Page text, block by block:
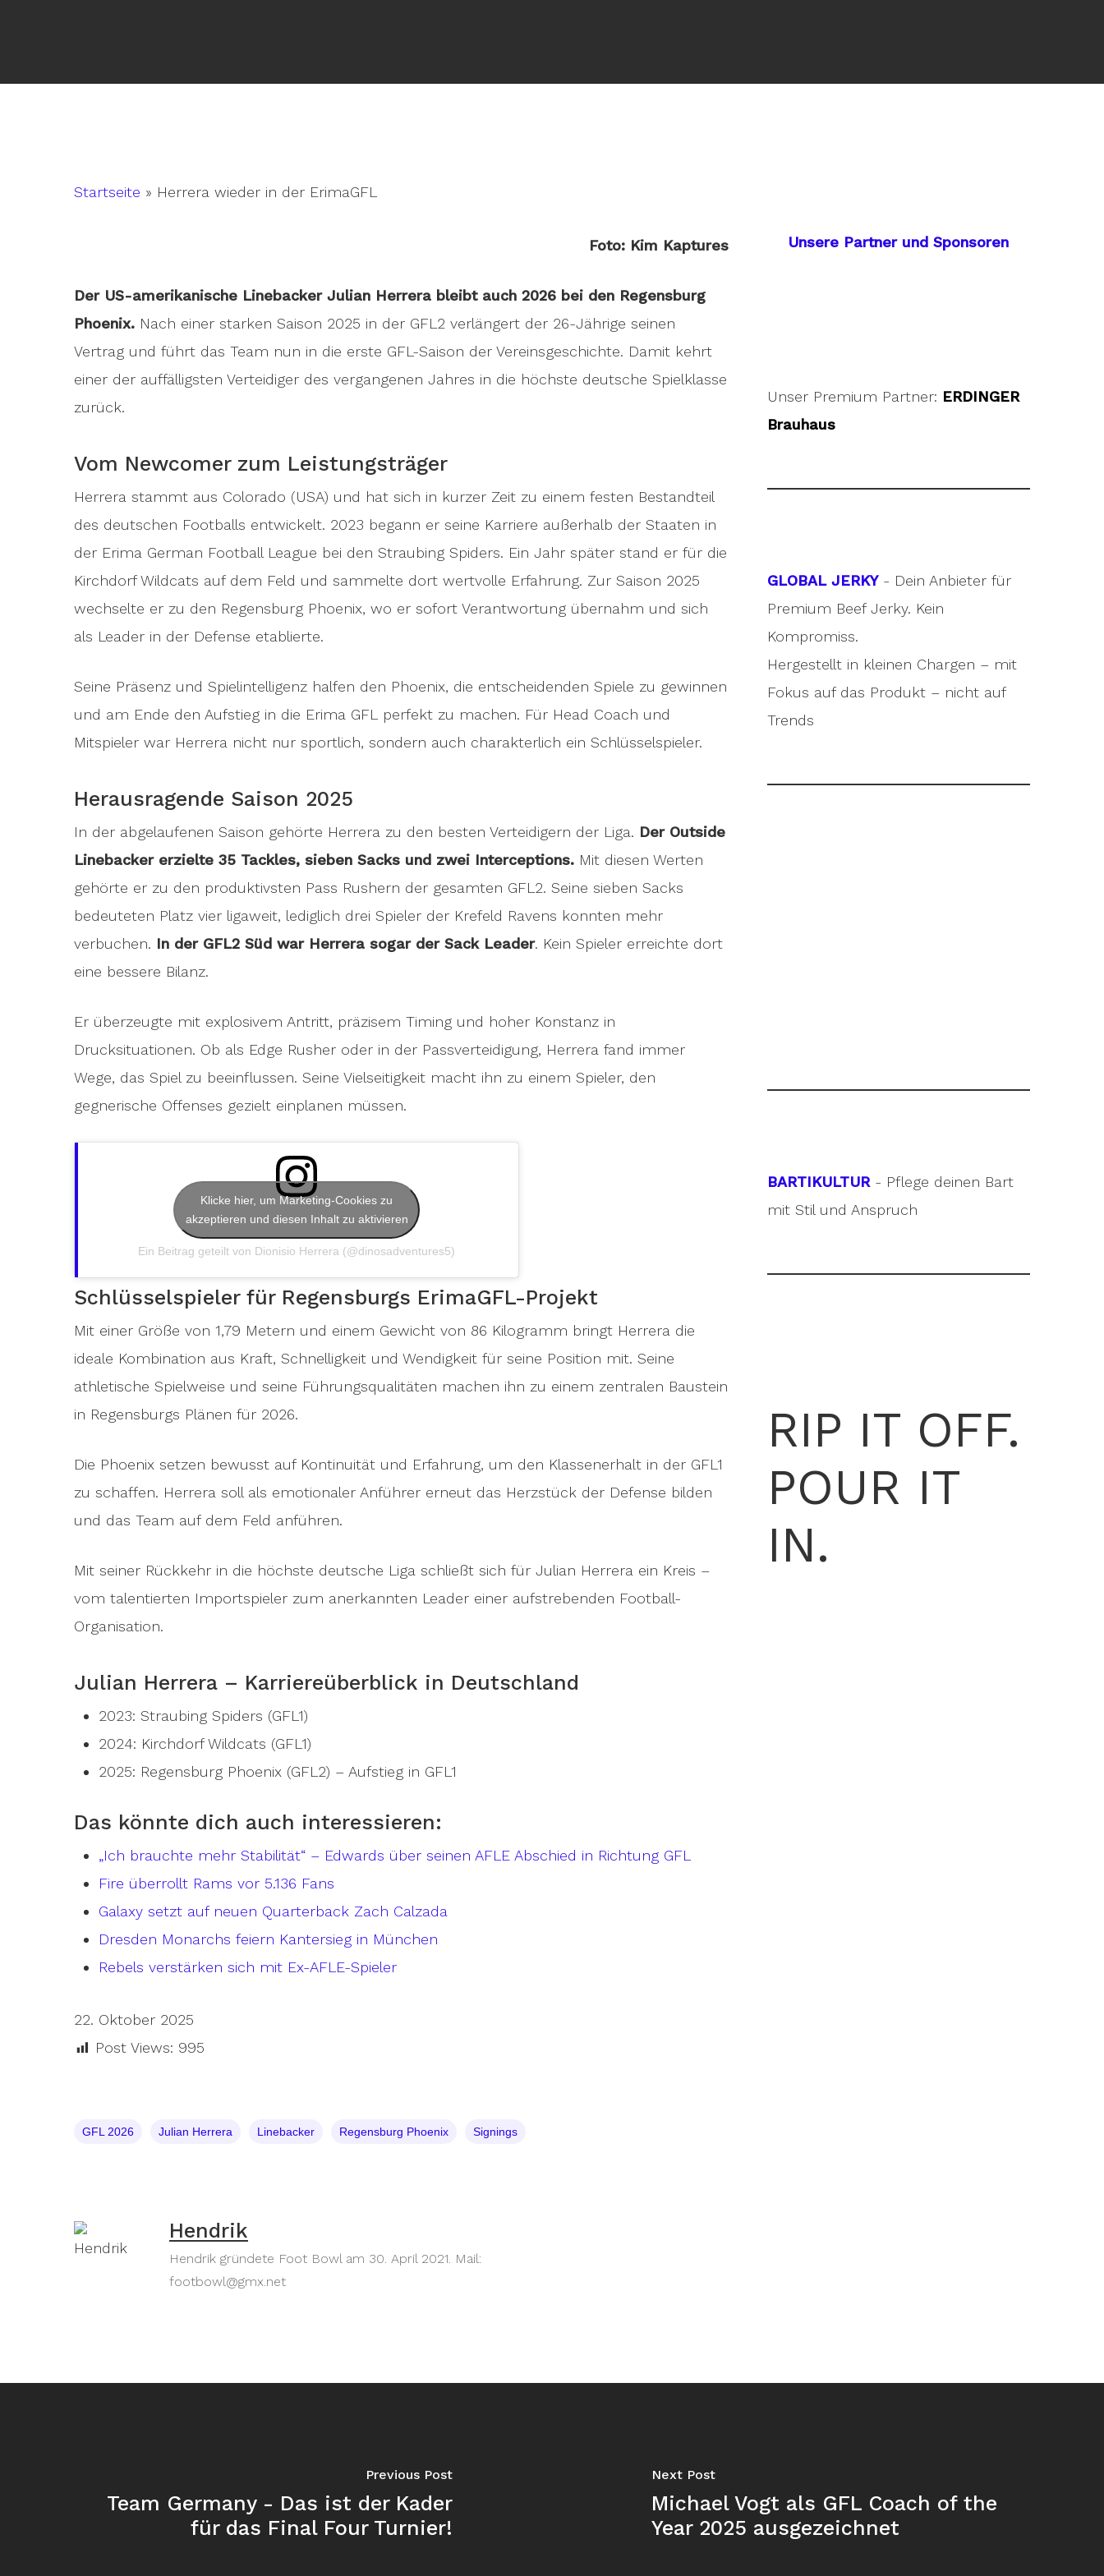
Hit enter to search or ESC to close
Startseite » Herrera wieder in der ErimaGFL
Foto: Kim Kaptures
Der US-amerikanische Linebacker Julian Herrera bleibt auch 2026 bei den Regensburg
Phoenix. Nach einer starken Saison 2025 in der GFL2 verlängert der 26-Jährige seinen
Vertrag und führt das Team nun in die erste GFL-Saison der Vereinsgeschichte. Damit kehrt
einer der auffälligsten Verteidiger des vergangenen Jahres in die höchste deutsche Spielklasse
zurück.
Vom Newcomer zum Leistungsträger
Herrera stammt aus Colorado (USA) und hat sich in kurzer Zeit zu einem festen Bestandteil
des deutschen Footballs entwickelt. 2023 begann er seine Karriere außerhalb der Staaten in
der Erima German Football League bei den Straubing Spiders. Ein Jahr später stand er für die
Kirchdorf Wildcats auf dem Feld und sammelte dort wertvolle Erfahrung. Zur Saison 2025
wechselte er zu den Regensburg Phoenix, wo er sofort Verantwortung übernahm und sich
als Leader in der Defense etablierte.
Seine Präsenz und Spielintelligenz halfen den Phoenix, die entscheidenden Spiele zu gewinnen
und am Ende den Aufstieg in die Erima GFL perfekt zu machen. Für Head Coach und
Mitspieler war Herrera nicht nur sportlich, sondern auch charakterlich ein Schlüsselspieler.
Herausragende Saison 2025
In der abgelaufenen Saison gehörte Herrera zu den besten Verteidigern der Liga. Der Outside
Linebacker erzielte 35 Tackles, sieben Sacks und zwei Interceptions. Mit diesen Werten
gehörte er zu den produktivsten Pass Rushern der gesamten GFL2. Seine sieben Sacks
bedeuteten Platz vier ligaweit, lediglich drei Spieler der Krefeld Ravens konnten mehr
verbuchen. In der GFL2 Süd war Herrera sogar der Sack Leader. Kein Spieler erreichte dort
eine bessere Bilanz.
Er überzeugte mit explosivem Antritt, präzisem Timing und hoher Konstanz in
Drucksituationen. Ob als Edge Rusher oder in der Passverteidigung, Herrera fand immer
Wege, das Spiel zu beeinflussen. Seine Vielseitigkeit macht ihn zu einem Spieler, den
gegnerische Offenses gezielt einplanen müssen.
Ein Beitrag geteilt von Dionisio Herrera (@dinosadventures5)
Klicke hier, um Marketing-Cookies zu
akzeptieren und diesen Inhalt zu aktivieren
Schlüsselspieler für Regensburgs ErimaGFL-Projekt
Mit einer Größe von 1,79 Metern und einem Gewicht von 86 Kilogramm bringt Herrera die
ideale Kombination aus Kraft, Schnelligkeit und Wendigkeit für seine Position mit. Seine
athletische Spielweise und seine Führungsqualitäten machen ihn zu einem zentralen Baustein
in Regensburgs Plänen für 2026.
Die Phoenix setzen bewusst auf Kontinuität und Erfahrung, um den Klassenerhalt in der GFL1
zu schaffen. Herrera soll als emotionaler Anführer erneut das Herzstück der Defense bilden
und das Team auf dem Feld anführen.
Mit seiner Rückkehr in die höchste deutsche Liga schließt sich für Julian Herrera ein Kreis –
vom talentierten Importspieler zum anerkannten Leader einer aufstrebenden Football-
Organisation.
Julian Herrera – Karriereüberblick in Deutschland
2023: Straubing Spiders (GFL1)
2024: Kirchdorf Wildcats (GFL1)
2025: Regensburg Phoenix (GFL2) – Aufstieg in GFL1
Das könnte dich auch interessieren:
„Ich brauchte mehr Stabilität“ – Edwards über seinen AFLE Abschied in Richtung GFL
Fire überrollt Rams vor 5.136 Fans
Galaxy setzt auf neuen Quarterback Zach Calzada
Dresden Monarchs feiern Kantersieg in München
Rebels verstärken sich mit Ex-AFLE-Spieler
22. Oktober 2025
Post Views: 995
GFL 2026 Julian Herrera Linebacker Regensburg Phoenix Signings
Hendrik
Hendrik gründete Foot Bowl am 30. April 2021. Mail:
footbowl@gmx.net
Unsere Partner und Sponsoren
Unser Premium Partner: ERDINGER
Brauhaus
GLOBAL JERKY- Dein Anbieter für
Premium Beef Jerky. Kein
Kompromiss.
Hergestellt in kleinen Chargen – mit
Fokus auf das Produkt – nicht auf
Trends
BARTIKULTUR- Pflege deinen Bart
mit Stil und Anspruch
RIP IT OFF.
POUR IT
IN.
Previous Post
Team Germany - Das ist der Kader
für das Final Four Turnier!
Next Post
Michael Vogt als GFL Coach of the
Year 2025 ausgezeichnet